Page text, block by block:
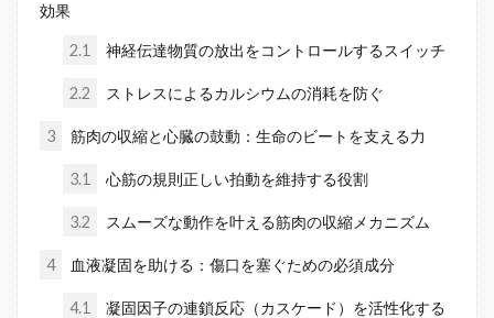
効果
2.1 神経伝達物質の放出をコントロールするスイッチ
2.2 ストレスによるカルシウムの消耗を防ぐ
3 筋肉の収縮と心臓の鼓動：生命のビートを支える力
3.1 心筋の規則正しい拍動を維持する役割
3.2 スムーズな動作を叶える筋肉の収縮メカニズム
4 血液凝固を助ける：傷口を塞ぐための必須成分
4.1 凝固因子の連鎖反応（カスケード）を活性化する